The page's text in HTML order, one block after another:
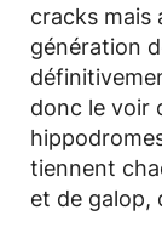
cracks mais
génération
donc le voir
tiennent
et de galop,